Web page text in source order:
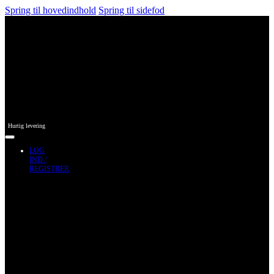
Spring til hovedindhold Spring til sidefod
Hurtig levering
LOG
IND /
REGISTRER